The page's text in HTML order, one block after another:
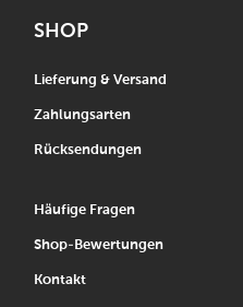
SHOP
Lieferung & Versand
Zahlungsarten
Rücksendungen
Häufige Fragen
Shop-Bewertungen
Kontakt